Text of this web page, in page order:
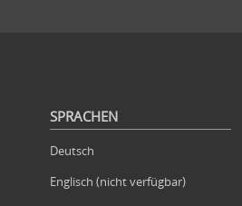
SPRACHEN
Deutsch
Englisch (nicht verfügbar)